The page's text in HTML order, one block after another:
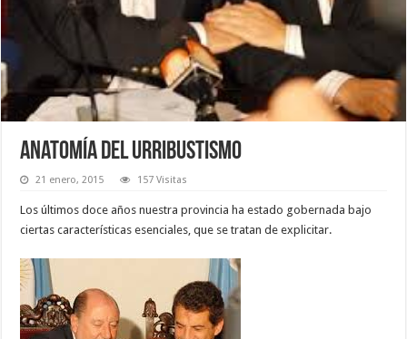
Anatomía del Urribustismo
21 enero, 2015 157 Visitas
Los últimos doce años nuestra provincia ha estado gobernada bajo
ciertas características esenciales, que se tratan de explicitar.